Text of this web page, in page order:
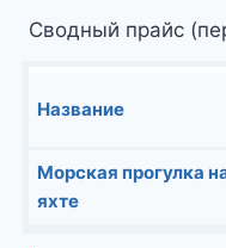
Сводный прайс
Название
Морская прогулка
яхте